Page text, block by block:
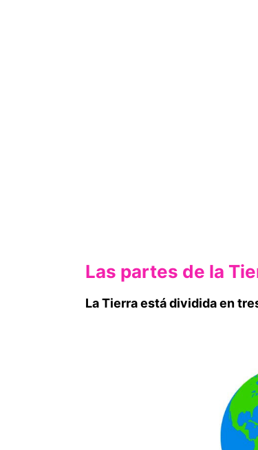
Las partes de la
La Tierra está dividida en